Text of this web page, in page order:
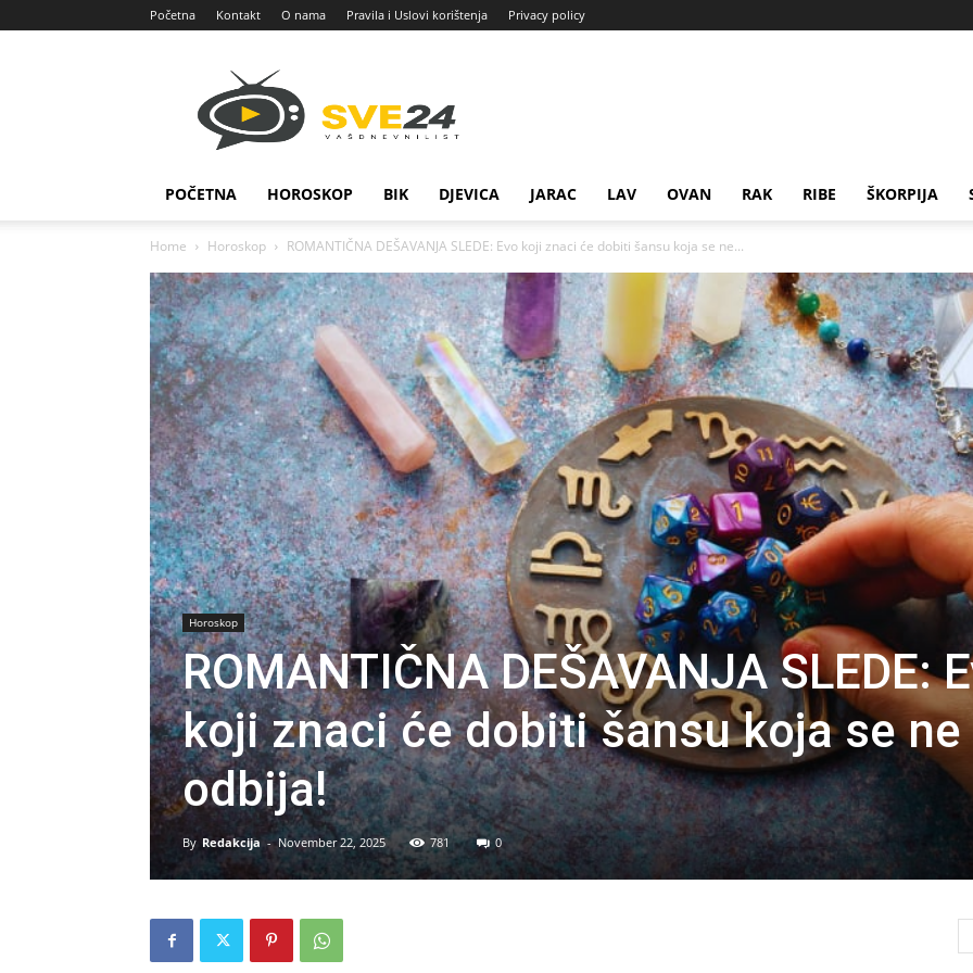
Početna Kontakt O nama Pravila i Uslovi korištenja Privacy policy
POČETNA HOROSKOP BIK DJEVICA JARAC LAV OVAN RAK RIBE ŠKORPIJA
Home Horoskop ROMANTIČNA DEŠAVANJA SLEDE: Evo koji znaci će dobiti šansu koja se ne...
Horoskop
ROMANTIČNA DEŠAVANJA SLEDE:
koji znaci će dobiti šansu koja se ne
odbija!
By Redakcija - November 22, 2025 781 0